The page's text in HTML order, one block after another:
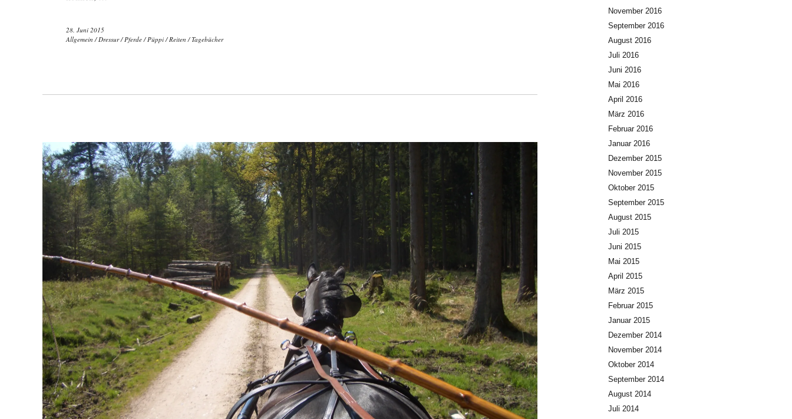
28. Juni 2015
Allgemein /Dressur/Pferde/Püppi/Reiten /Tagebücher
November 2016
September 2016
August 2016
Juli 2016
Juni 2016
Mai 2016
April 2016
März 2016
Februar 2016
Januar 2016
Dezember 2015
November 2015
Oktober 2015
September 2015
August 2015
Juli 2015
Juni 2015
Mai 2015
April 2015
März 2015
Februar 2015
Januar 2015
Dezember 2014
November 2014
Oktober 2014
September 2014
August 2014
Juli 2014